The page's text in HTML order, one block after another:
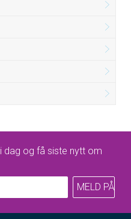
dag og få siste nytt om